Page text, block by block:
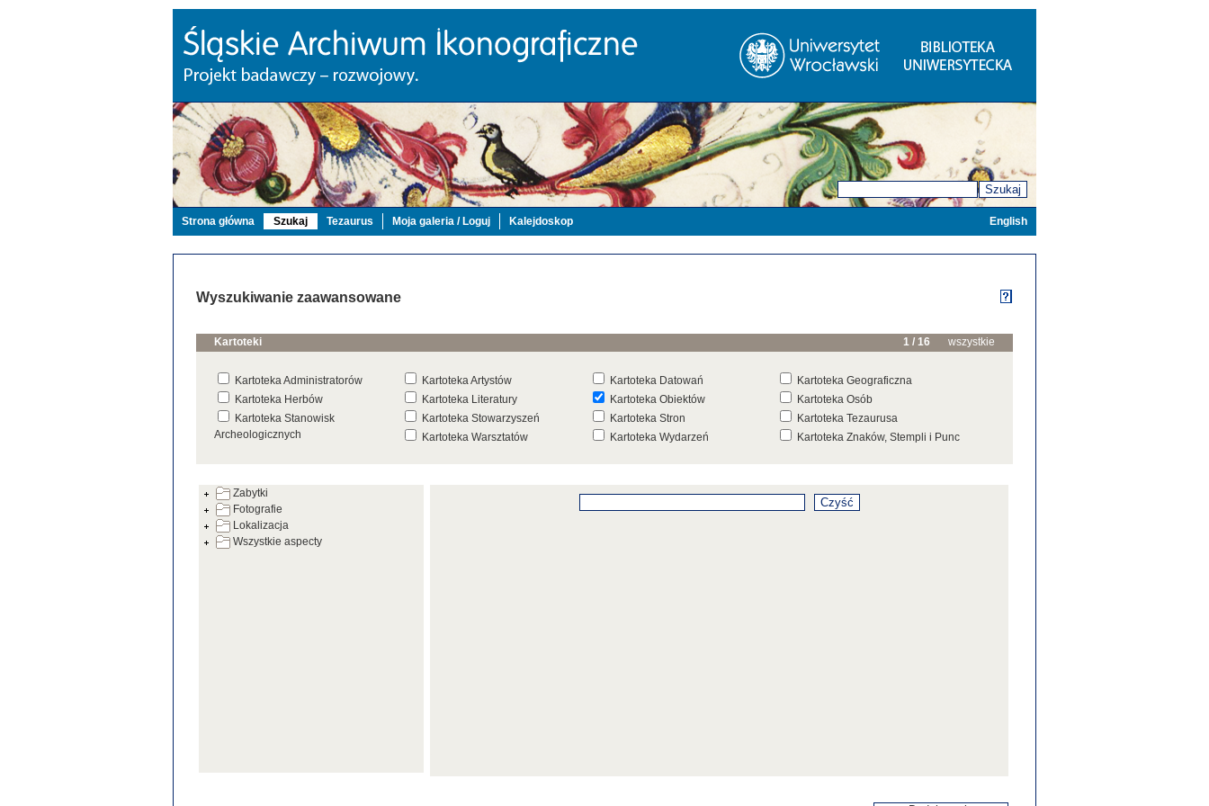
Szukaj
Strona główna Szukaj Tezaurus Moja galeria / Loguj Kalejdoskop English
Wyszukiwanie zaawansowane
Kartoteki 1 / 16 wszystkie
Kartoteka Administratorów Kartoteka Artystów Kartoteka Datowań
Kartoteka Geograficzna
Kartoteka Herbów
Kartoteka Literatury Kartoteka Obiektów
Kartoteka Osób
Kartoteka Stanowisk
Archeologicznych
Kartoteka Stowarzyszeń Kartoteka Stron
Kartoteka Tezaurusa
Kartoteka Warsztatów
Kartoteka Wydarzeń
Kartoteka Znaków, Stempli i Punc
Zabytki
Fotografie
Lokalizacja
Wszystkie aspecty